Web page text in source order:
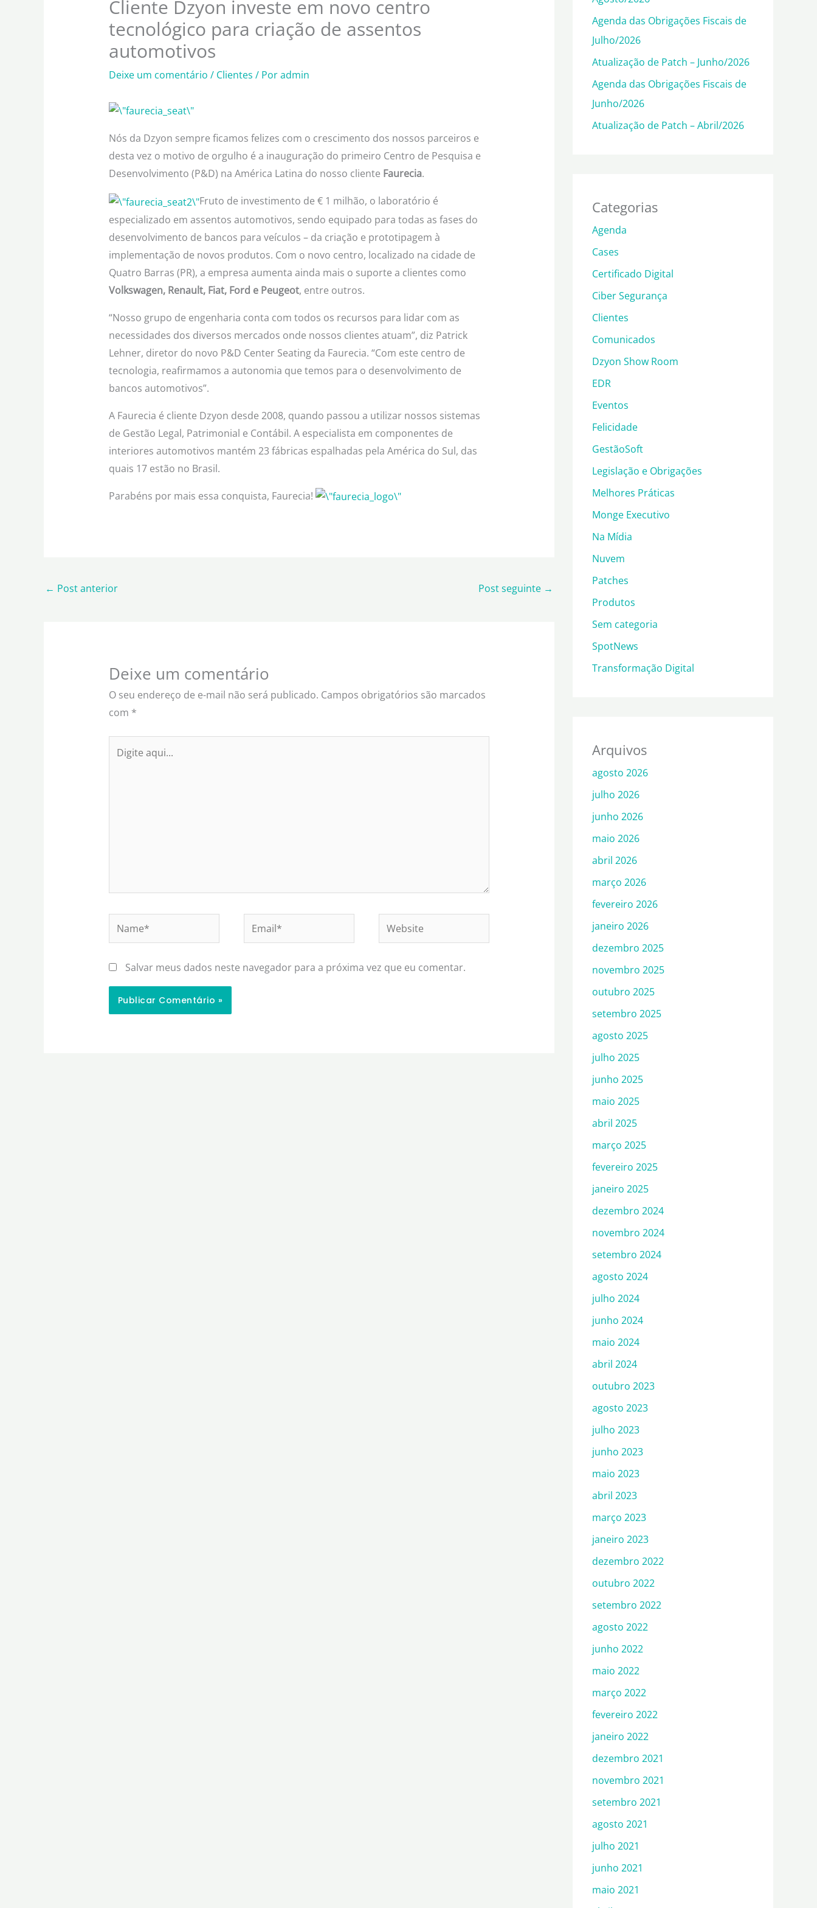
Cliente Dzyon investe em novo centro
tecnológico para criação de assentos
automotivos
Deixe um comentário / Clientes / Poradmin
Nós da Dzyon sempre ficamos felizes com o crescimento dos nossos parceiros e
desta vez o motivo de orgulho é a inauguração do primeiro Centro de Pesquisa e
Desenvolvimento (P&D) na América Latina do nosso cliente Faurecia.
Fruto de investimento de € 1 milhão, o laboratório é
especializado em assentos automotivos, sendo equipado para todas as fases do
desenvolvimento de bancos para veículos – da criação e prototipagem à
implementação de novos produtos. Com o novo centro, localizado na cidade de
Quatro Barras (PR), a empresa aumenta ainda mais o suporte a clientes como
Volkswagen, Renault, Fiat, Ford e Peugeot, entre outros.
“Nosso grupo de engenharia conta com todos os recursos para lidar com as
necessidades dos diversos mercados onde nossos clientes atuam”, diz Patrick
Lehner, diretor do novo P&D Center Seating da Faurecia. “Com este centro de
tecnologia, reafirmamos a autonomia que temos para o desenvolvimento de
bancos automotivos”.
A Faurecia é cliente Dzyon desde 2008, quando passou a utilizar nossos sistemas
de Gestão Legal, Patrimonial e Contábil. A especialista em componentes de
interiores automotivos mantém 23 fábricas espalhadas pela América do Sul, das
quais 17 estão no Brasil.
Parabéns por mais essa conquista, Faurecia!
← Post anterior Post seguinte →
Deixe um comentário
O seu endereço de e-mail não será publicado. Campos obrigatórios são marcados
com *
aqui...
Name* Email* Website
Salvar meus dados neste navegador para a próxima vez que eu comentar.
Agenda das Obrigações Fiscais de
Julho/2026
Atualização de Patch – Junho/2026
Agenda das Obrigações Fiscais de
Junho/2026
Atualização de Patch – Abril/2026
Categorias
Agenda
Cases
Certificado Digital
Ciber Segurança
Clientes
Comunicados
Dzyon Show Room
EDR
Eventos
Felicidade
GestãoSoft
Legislação e Obrigações
Melhores Práticas
Monge Executivo
Na Mídia
Nuvem
Patches
Produtos
Sem categoria
SpotNews
Transformação Digital
Arquivos
agosto 2026
julho 2026
junho 2026
maio 2026
abril 2026
março 2026
fevereiro 2026
janeiro 2026
dezembro 2025
novembro 2025
outubro 2025
setembro 2025
agosto 2025
julho 2025
junho 2025
maio 2025
abril 2025
março 2025
fevereiro 2025
janeiro 2025
dezembro 2024
novembro 2024
setembro 2024
agosto 2024
julho 2024
junho 2024
maio 2024
abril 2024
outubro 2023
agosto 2023
julho 2023
junho 2023
maio 2023
abril 2023
março 2023
janeiro 2023
dezembro 2022
outubro 2022
setembro 2022
agosto 2022
junho 2022
maio 2022
março 2022
fevereiro 2022
janeiro 2022
dezembro 2021
novembro 2021
setembro 2021
agosto 2021
julho 2021
junho 2021
maio 2021